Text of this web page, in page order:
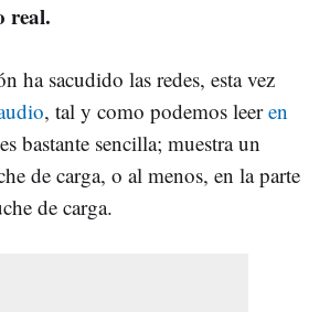
real.
ha sacudido las redes, esta vez
, tal y como podemos leeren
bastante sencilla; muestra un
de carga, o al menos, en la parte
de carga.